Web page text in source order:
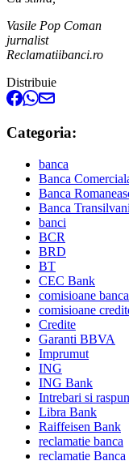
Vasile Pop Coman
jurnalist
Reclamatiibanci.ro
Distribuie
Categoria:
banca
Banca
Banca
Banca
banci
BCR
BRD
BT
CEC Bank
comisioane
comisioane
Credite
Garanti BBVA
Imprumut
ING
ING Bank
Intrebari si
Libra Bank
Raiffeisen Bank
reclamatie banca
reclamatie Banca